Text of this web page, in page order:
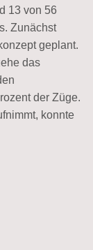
13 von 56
Zunächst
geplant.
das
der Züge.
konnte